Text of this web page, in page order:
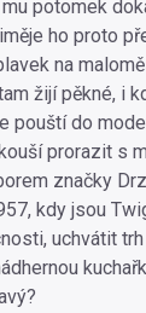
potomek
ho proto
na
žijí pěkné, i
pouští do
prorazit s
značky
kdy jsou
uchvátit